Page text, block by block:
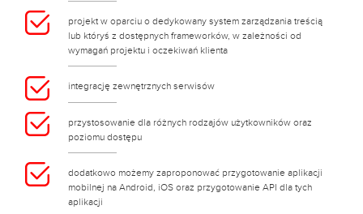
projekt w oparciu o dedykowany system zarządzania treścią
lub któryś z dostępnych frameworków, w zależności od
wymagań projektu i oczekiwań klienta
integrację zewnętrznych serwisów
przystosowanie dla różnych rodzajów użytkowników oraz
poziomu dostępu
dodatkowo możemy zaproponować przygotowanie aplikacji
mobilnej na Android, iOS oraz przygotowanie API dla tych
aplikacji